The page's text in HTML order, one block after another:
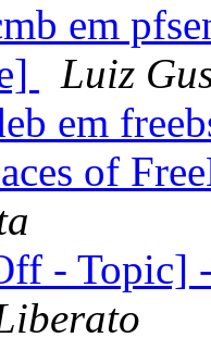
em
Luiz
em
of
- Topic]